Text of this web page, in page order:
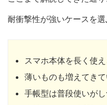
耐衝撃性が強いケースを選
スマホ本体を長く使え
薄いものも増えてき
手帳型は普段使いが